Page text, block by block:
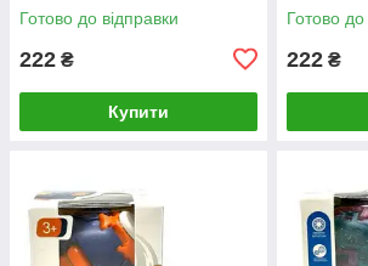
Готово до відправки
222 ₴
Купити
Готово до
222 ₴